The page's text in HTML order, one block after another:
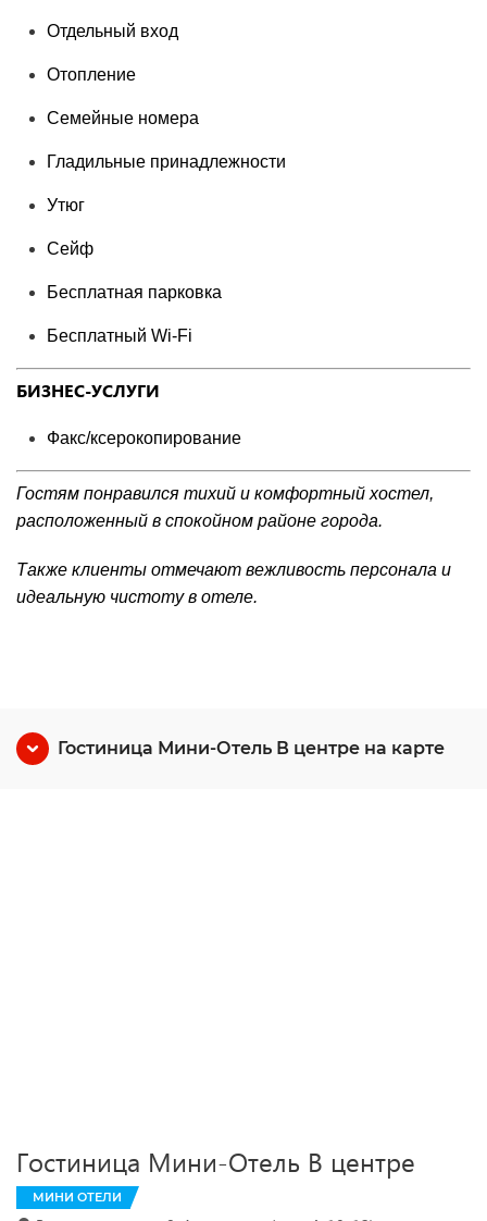
Отдельный вход
Отопление
Семейные номера
Гладильные принадлежности
Утюг
Сейф
Бесплатная парковка
Бесплатный Wi-Fі
БИЗНЕС-УСЛУГИ
Факс/ксерокопирование
Гостям понравился тихий и комфортный хостел,
расположенный в спокойном районе города.
Также клиенты отмечают вежливость персонала и
идеальную чистоту в отеле.
Гостиница Мини-Отель В центре на карте
Гостиница Мини-Отель В центре
МИНИ ОТЕЛИ